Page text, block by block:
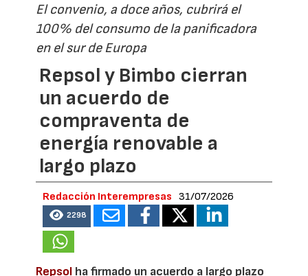
El convenio, a doce años, cubrirá el
100% del consumo de la panificadora
en el sur de Europa
Repsol y Bimbo cierran
un acuerdo de
compraventa de
energía renovable a
largo plazo
Redacción Interempresas 31/07/2026
2298
Repsol ha firmado un acuerdo a largo plazo